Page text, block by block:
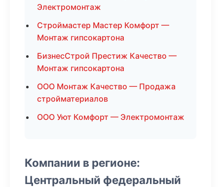
Электромонтаж
Строймастер Мастер Комфорт —
Монтаж гипсокартона
БизнесСтрой Престиж Качество —
Монтаж гипсокартона
ООО Монтаж Качество — Продажа
стройматериалов
ООО Уют Комфорт — Электромонтаж
Компании в регионе:
Центральный федеральный